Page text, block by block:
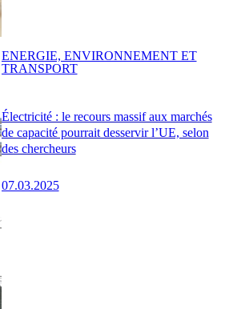
Électricité : le recours massif aux marchés
de capacité pourrait desservir l’UE, selon
des chercheurs
07.03.2025
ENERGIE, ENVIRONNEMENT ET
TRANSPORT